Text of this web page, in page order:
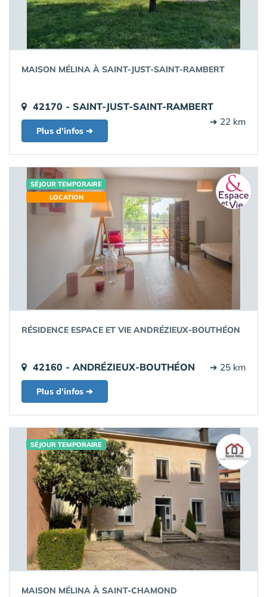
MAISON MÉLINA À SAINT-JUST-SAINT-RAMBERT
42170 - SAINT-JUST-SAINT-RAMBERT
➔ 22 km
Plus d'infos ➔
SÉJOUR TEMPORAIRE
LOCATION
RÉSIDENCE ESPACE ET VIE ANDRÉZIEUX-BOUTHÉON
42160 - ANDRÉZIEUX-BOUTHÉON ➔ 25 km
Plus d'infos ➔
SÉJOUR TEMPORAIRE
MAISON MÉLINA À SAINT-CHAMOND